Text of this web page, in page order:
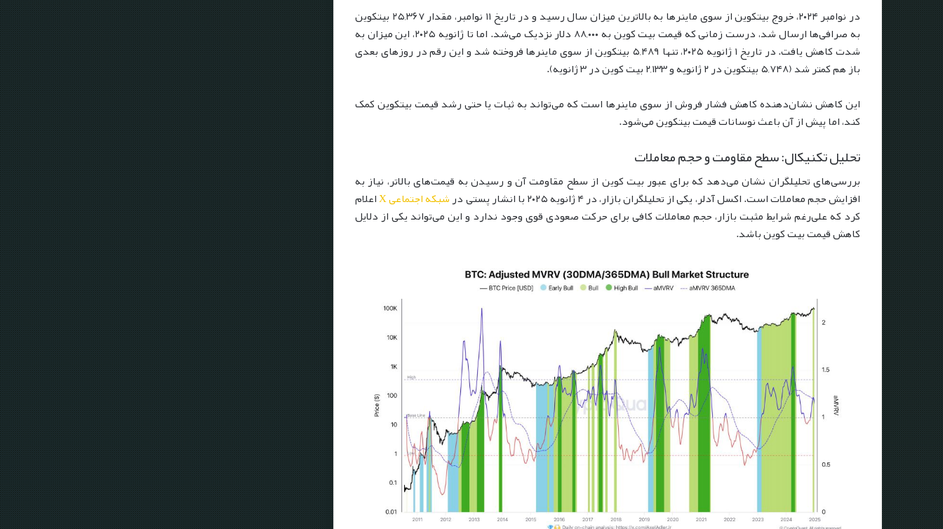
در نوامبر ۲۰۲۴، خروج بیتکوین از سوی ماینرها به بالاترین میزان سال رسید و در تاریخ ۱۱ نوامبر، مقدار ۲۵,۳۶۷ بیتکوین
به صرافی‌ها ارسال شد، درست زمانی که قیمت بیت کوین به ۸۸,۰۰۰ دلار نزدیک می‌شد. اما تا ژانویه ۲۰۲۵، این میزان به
شدت کاهش یافت. در تاریخ ۱ ژانویه ۲۰۲۵، تنها ۵,۴۸۹ بیتکوین از سوی ماینرها فروخته شد و این رقم در روزهای بعدی
باز هم کمتر شد (۵,۷۴۸ بیتکوین در ۲ ژانویه و ۲,۱۳۳ بیت کوین در ۳ ژانویه).
این کاهش نشان‌دهنده کاهش فشار فروش از سوی ماینرها است که می‌تواند به ثبات یا حتی رشد قیمت بیتکوین کمک
کند، اما پیش از آن باعث نوسانات قیمت بیتکوین می‌شود.
تحلیل تکنیکال: سطح مقاومت و حجم معاملات
بررسی‌های تحلیلگران نشان می‌دهد که برای عبور بیت کوین از سطح مقاومت آن و رسیدن به قیمت‌های بالاتر، نیاز به
افزایش حجم معاملات است. اکسل آدلر، یکی از تحلیلگران بازار، در ۴ ژانویه ۲۰۲۵ با انشار پستی در
شبکه اجتماعی X اعلام
کرد که علی‌رغم شرایط مثبت بازار، حجم معاملات کافی برای حرکت صعودی قوی وجود ندارد و این می‌تواند یکی از دلایل
کاهش قیمت بیت کوین باشد.